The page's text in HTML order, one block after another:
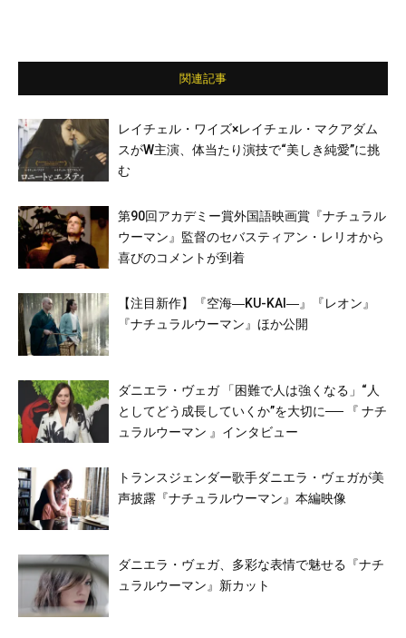
関連記事
レイチェル・ワイズ×レイチェル・マクアダム
スがW主演、体当たり演技で“美しき純愛”に挑
む
第90回アカデミー賞外国語映画賞『ナチュラル
ウーマン』監督のセバスティアン・レリオから
喜びのコメントが到着
【注目新作】『空海―KU-KAI―』『レオン』
『ナチュラルウーマン』ほか公開
ダニエラ・ヴェガ 「困難で人は強くなる」“人
としてどう成長していくか”を大切に── 『 ナチ
ュラルウーマン 』インタビュー
トランスジェンダー歌手ダニエラ・ヴェガが美
声披露『ナチュラルウーマン』本編映像
ダニエラ・ヴェガ、多彩な表情で魅せる『ナチ
ュラルウーマン』新カット